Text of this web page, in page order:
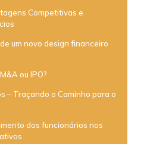
Competitivas e
um novo design financeiro
ou IPO?
– Traçando o Caminho para o
dos funcionários nos